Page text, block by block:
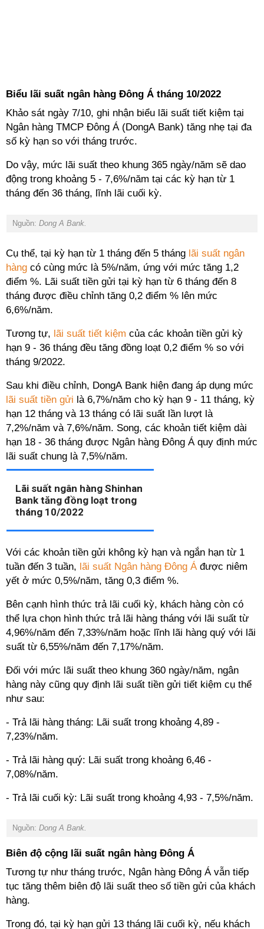
Biểu lãi suất ngân hàng Đông Á tháng 10/2022
Khảo sát ngày 7/10, ghi nhận biểu lãi suất tiết kiệm tại
Ngân hàng TMCP Đông Á (DongA Bank) tăng nhẹ tại đa
số kỳ hạn so với tháng trước.
Do vậy, mức lãi suất theo khung 365 ngày/năm sẽ dao
động trong khoảng 5 - 7,6%/năm tại các kỳ hạn từ 1
tháng đến 36 tháng, lĩnh lãi cuối kỳ.
Nguồn: Dong A Bank.
Cụ thể, tại kỳ hạn từ 1 tháng đến 5 tháng lãi suất ngân
hàng có cùng mức là 5%/năm, ứng với mức tăng 1,2
điểm %. Lãi suất tiền gửi tại kỳ hạn từ 6 tháng đến 8
tháng được điều chỉnh tăng 0,2 điểm % lên mức
6,6%/năm.
Tương tự, lãi suất tiết kiệm của các khoản tiền gửi kỳ
hạn 9 - 36 tháng đều tăng đồng loạt 0,2 điểm % so với
tháng 9/2022.
Sau khi điều chỉnh, DongA Bank hiện đang áp dụng mức
lãi suất tiền gửi là 6,7%/năm cho kỳ hạn 9 - 11 tháng, kỳ
hạn 12 tháng và 13 tháng có lãi suất lần lượt là
7,2%/năm và 7,6%/năm. Song, các khoản tiết kiệm dài
hạn 18 - 36 tháng được Ngân hàng Đông Á quy định mức
lãi suất chung là 7,5%/năm.
Lãi suất ngân hàng Shinhan
Bank tăng đồng loạt trong
tháng 10/2022
Với các khoản tiền gửi không kỳ hạn và ngắn hạn từ 1
tuần đến 3 tuần, lãi suất Ngân hàng Đông Áđược niêm
yết ở mức 0,5%/năm, tăng 0,3 điểm %.
Bên cạnh hình thức trả lãi cuối kỳ, khách hàng còn có
thể lựa chọn hình thức trả lãi hàng tháng với lãi suất từ
4,96%/năm đến 7,33%/năm hoặc lĩnh lãi hàng quý với lãi
suất từ 6,55%/năm đến 7,17%/năm.
Đối với mức lãi suất theo khung 360 ngày/năm, ngân
hàng này cũng quy định lãi suất tiền gửi tiết kiệm cụ thể
như sau:
- Trả lãi hàng tháng: Lãi suất trong khoảng 4,89 -
7,23%/năm.
- Trả lãi hàng quý: Lãi suất trong khoảng 6,46 -
7,08%/năm.
- Trả lãi cuối kỳ: Lãi suất trong khoảng 4,93 - 7,5%/năm.
Nguồn: Dong A Bank.
Biên độ cộng lãi suất ngân hàng Đông Á
Tương tự như tháng trước, Ngân hàng Đông Á vẫn tiếp
tục tăng thêm biên độ lãi suất theo số tiền gửi của khách
hàng.
Trong đó, tại kỳ hạn gửi 13 tháng lãi cuối kỳ, nếu khách